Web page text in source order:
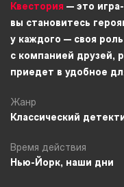
Квестория — это
вы становитесь
у каждого — своя
с компанией друзей,
приедет в удобное
Жанр
Классический
Время действия
Нью-Йорк, наши дни